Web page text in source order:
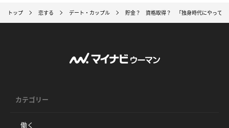
トップ 恋する デート・カップル 貯金？ 資格取得？ 「独身時代にやってお
カテゴリー
働く